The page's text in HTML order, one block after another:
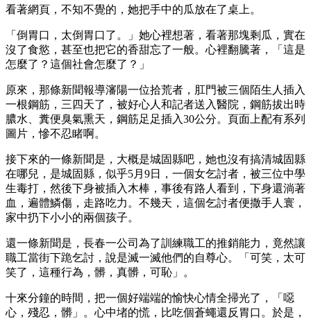
看著網頁，不知不覺的，她把手中的瓜放在了桌上。
「倒胃口，太倒胃口了。」她心裡想著，看著那塊剩瓜，實在
沒了食慾，甚至也把它的香甜忘了一般。心裡翻騰著，「這是
怎麼了？這個社會怎麼了？」
原來，那條新聞報導瀋陽一位拾荒者，肛門被三個陌生人插入
一根鋼筋，三四天了，被好心人和記者送入醫院，鋼筋拔出時
膿水、糞便臭氣熏天，鋼筋足足插入30公分。頁面上配有系列
圖片，慘不忍睹啊。
接下來的一條新聞是，大概是城固縣吧，她也沒有搞清城固縣
在哪兒，是城固縣，似乎5月9日，一個女乞討者，被三位中學
生毒打，然後下身被插入木棒，事後有路人看到，下身還淌著
血，遍體鱗傷，走路吃力。不幾天，這個乞討者便撒手人寰，
家中扔下小小的兩個孩子。
還一條新聞是，長春一公司為了訓練職工的推銷能力，竟然讓
職工當街下跪乞討，說是滅一滅他們的自尊心。「可笑，太可
笑了，這種行為，髒，真髒，可恥」。
十來分鐘的時間，把一個好端端的愉快心情全掃光了，「噁
心，殘忍，髒」。心中堵的慌，比吃個蒼蠅還反胃口。於是，